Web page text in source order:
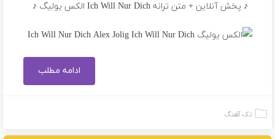
♪ پخش آنلاین + متن ترانه Ich Will Nur Dich الکس یولیگ ♪
ادامه مطلب
تک آهنگ